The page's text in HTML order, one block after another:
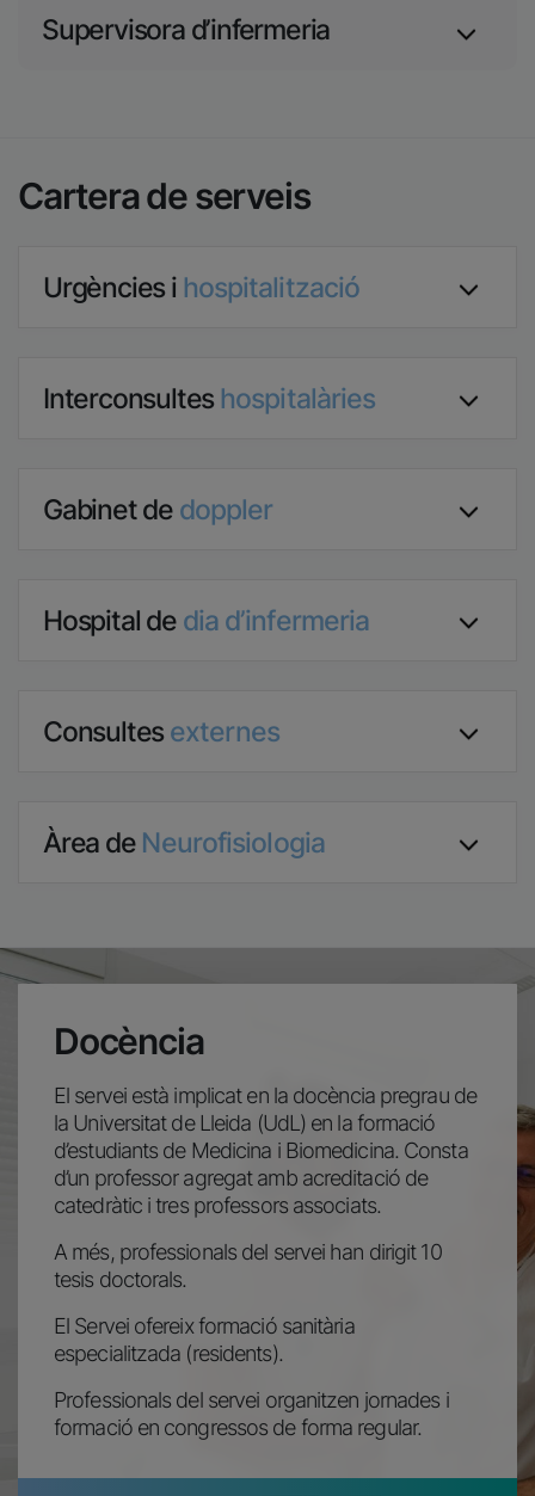
Supervisora d’infermeria
Cartera de serveis
Urgències i hospitalització
Interconsulteshospitalàries
Gabinet de doppler
Hospital de dia d’infermeria
Consultesexternes
Àrea de Neurofisiologia
Docència
El servei està implicat en la docència pregrau de
la Universitat de Lleida (UdL) en la formació
d’estudiants de Medicina i Biomedicina. Consta
d’un professor agregat amb acreditació de
catedràtic i tres professors associats.
A més, professionals del servei han dirigit 10
tesis doctorals.
El Servei ofereix formació sanitària
especialitzada (residents).
Professionals del servei organitzen jornades i
formació en congressos de forma regular.